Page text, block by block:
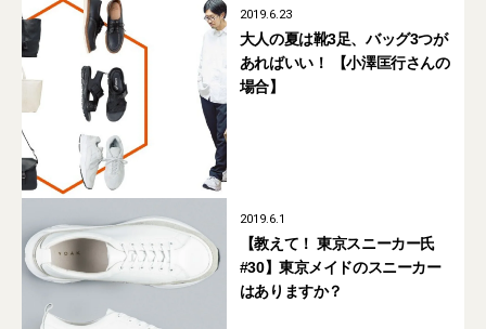
2019.6.23
大人の夏は靴3足、バッグ3つが
あればいい！ 【小澤匡行さんの
場合】
2019.6.1
【教えて！ 東京スニーカー氏
#30】東京メイドのスニーカー
はありますか？